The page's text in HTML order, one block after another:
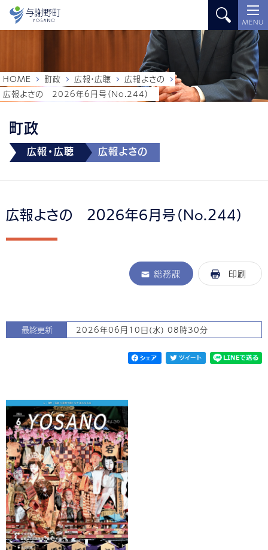
MENU
町政
広報・広聴 広報よさの
HOME 町政 広報・広聴
広報よさの
広報よさの 2026年6月号（No.244）
広報よさの 2026年6月号（No.244）
総務課 印刷
最終更新 2026年06月10日(水) 08時30分